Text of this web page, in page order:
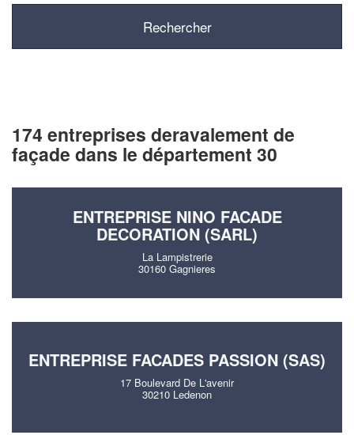
174 entreprises deravalement de
façade dans le département 30
ENTREPRISE NINO FACADE
DECORATION (SARL)
La Lampistrerie
30160 Gagnieres
ENTREPRISE FACADES PASSION (SAS)
17 Boulevard De L'avenir
30210 Ledenon